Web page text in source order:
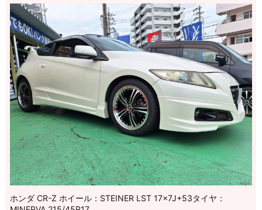
ホンダ CR-Z ホイール：STEINER LST 17×7J+53タイヤ：